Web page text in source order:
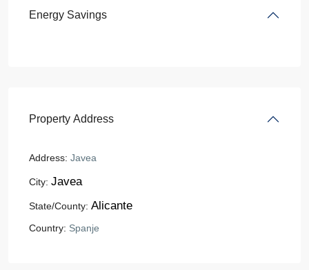
Energy Savings
Property Address
Address: Javea
City: Javea
State/County: Alicante
Country: Spanje